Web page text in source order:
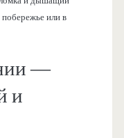
или в
—
и